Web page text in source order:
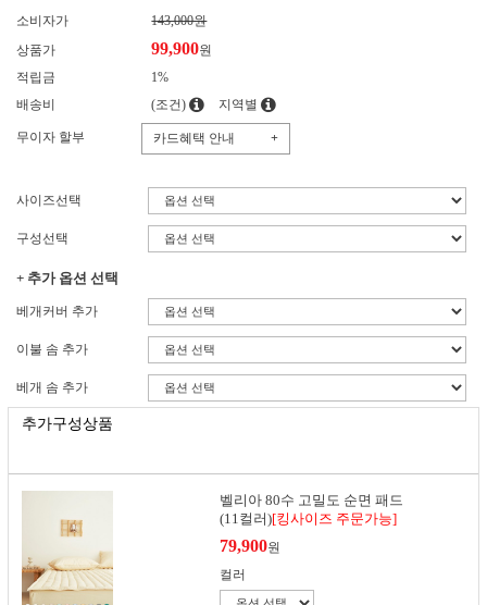
소비자가
143,000원
상품가
99,900원
적립금
1%
배송비
(조건) 지역별
무이자 할부 카드혜택 안내 +
사이즈선택
구성선택
+ 추가 옵션 선택
베개커버 추가
이불 솜 추가
베개 솜 추가
추가구성상품
벨리아 80수 고밀도 순면 패드
(11컬러)[킹사이즈 주문가능]
79,900원
컬러